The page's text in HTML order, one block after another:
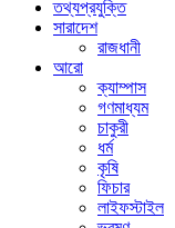
তথ্যপ্রযুক্তি
সারাদেশ
রাজধানী
আরো
ক্যাম্পাস
গণমাধ্যম
চাকুরী
ধর্ম
কৃষি
ফিচার
লাইফস্টাইল